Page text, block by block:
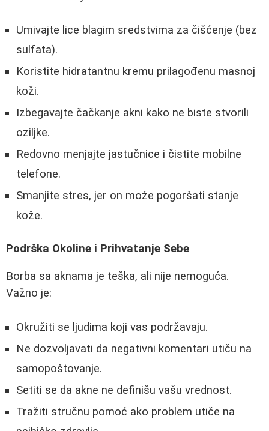
Umivajte lice blagim sredstvima za čišćenje (bez
sulfata).
Koristite hidratantnu kremu prilagođenu masnoj
koži.
Izbegavajte čačkanje akni kako ne biste stvorili
oziljke.
Redovno menjajte jastučnice i čistite mobilne
telefone.
Smanjite stres, jer on može pogoršati stanje
kože.
Podrška Okoline i Prihvatanje Sebe
Borba sa aknama je teška, ali nije nemoguća.
Važno je:
Okružiti se ljudima koji vas podržavaju.
Ne dozvoljavati da negativni komentari utiču na
samopoštovanje.
Setiti se da akne ne definišu vašu vrednost.
Tražiti stručnu pomoć ako problem utiče na